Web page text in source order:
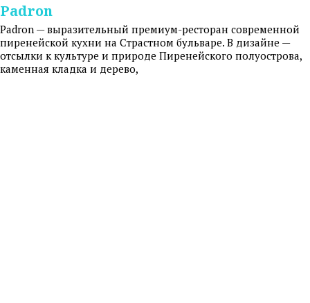
Padron
Padron — выразительный премиум-ресторан современной
пиренейской кухни на Страстном бульваре. В дизайне —
отсылки к культуре и природе Пиренейского полуострова,
каменная кладка и дерево,